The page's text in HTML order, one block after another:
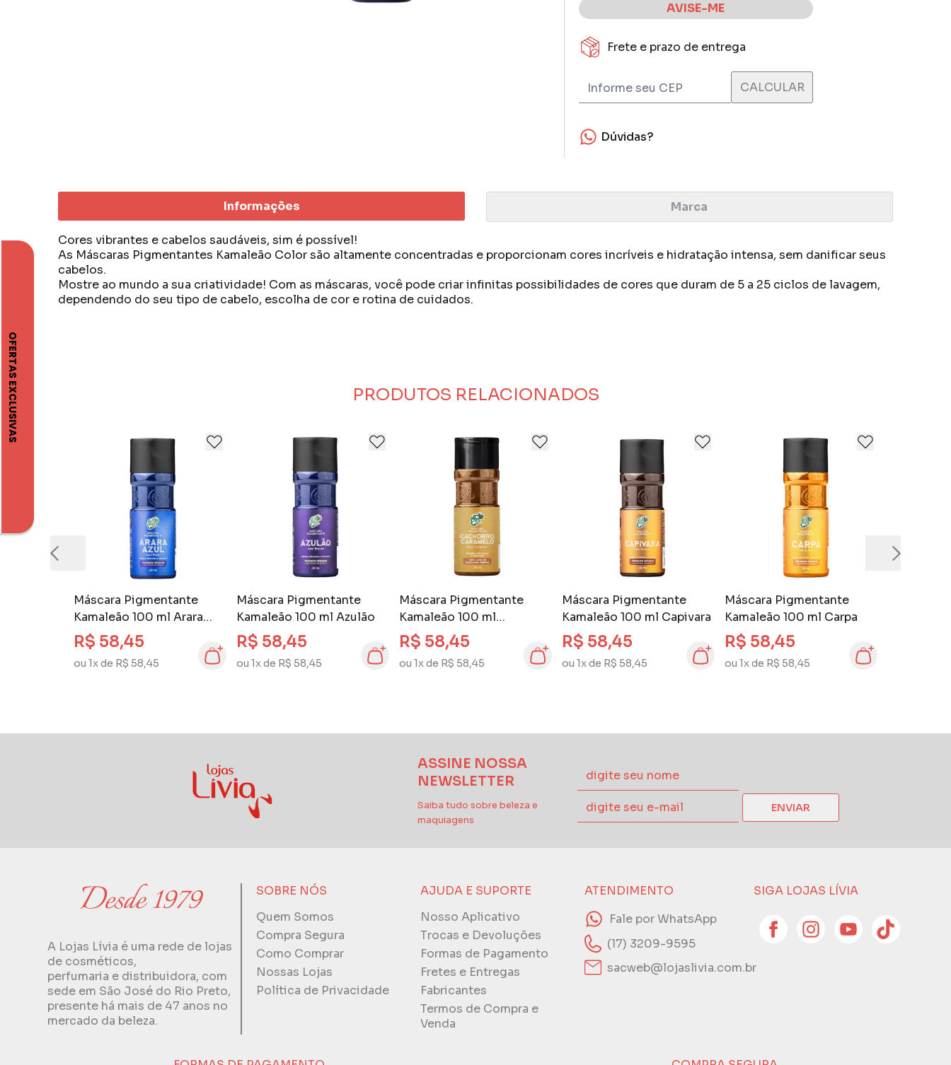
AVISE-ME
Frete e prazo de entrega
Dúvidas?
Informações Marca
Cores vibrantes e cabelos saudáveis, sim é possível!
As Máscaras Pigmentantes Kamaleão Color são altamente concentradas e proporcionam cores incríveis e hidratação intensa, sem danificar seus
cabelos.
Mostre ao mundo a sua criatividade! Com as máscaras, você pode criar infinitas possibilidades de cores que duram de 5 a 25 ciclos de lavagem,
dependendo do seu tipo de cabelo, escolha de cor e rotina de cuidados.
PRODUTOS RELACIONADOS
Máscara Pigmentante
Kamaleão 100 ml Arara
Azul
R$ 58,45
ou 1x de R$ 58,45
Máscara Pigmentante
Kamaleão 100 ml Azulão
R$ 58,45
ou 1x de R$ 58,45
Máscara Pigmentante
Kamaleão 100 ml
Cachorro Caramelo
R$ 58,45
ou 1x de R$ 58,45
Máscara Pigmentante
Kamaleão 100 ml Capivara
R$ 58,45
ou 1x de R$ 58,45
Máscara Pigmentante
Kamaleão 100 ml Carpa
R$ 58,45
ou 1x de R$ 58,45
ASSINE NOSSA
NEWSLETTER
Saiba tudo sobre beleza e
maquiagens
ENVIAR
A Lojas Lívia é uma rede de lojas
de cosméticos,
perfumaria e distribuidora, com
sede em São José do Rio Preto,
presente há mais de 47 anos no
mercado da beleza.
SOBRE NÓS
Quem Somos
Compra Segura
Como Comprar
Nossas Lojas
Política de Privacidade
AJUDA E SUPORTE
Nosso Aplicativo
Trocas e Devoluções
Formas de Pagamento
Fretes e Entregas
Fabricantes
Termos de Compra e
Venda
ATENDIMENTO
Fale por WhatsApp
(17) 3209-9595
sacweb@lojaslivia.com.br
SIGA LOJAS LÍVIA